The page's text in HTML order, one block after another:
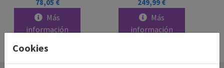
78,05 €
Más
información
249,99 €
Más
información
Cookies